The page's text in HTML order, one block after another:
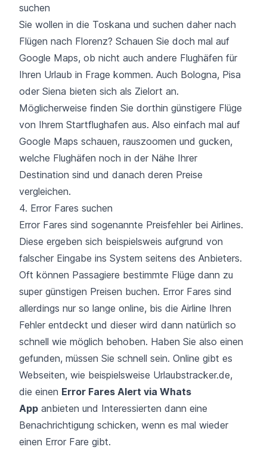
suchen
Sie wollen in die Toskana und suchen daher nach
Flügen nach Florenz? Schauen Sie doch mal auf
Google Maps, ob nicht auch andere Flughäfen für
Ihren Urlaub in Frage kommen. Auch Bologna, Pisa
oder Siena bieten sich als Zielort an.
Möglicherweise finden Sie dorthin günstigere Flüge
von Ihrem Startflughafen aus. Also einfach mal auf
Google Maps schauen, rauszoomen und gucken,
welche Flughäfen noch in der Nähe Ihrer
Destination sind und danach deren Preise
vergleichen.
4. Error Fares suchen
Error Fares sind sogenannte Preisfehler bei Airlines.
Diese ergeben sich beispielsweis aufgrund von
falscher Eingabe ins System seitens des Anbieters.
Oft können Passagiere bestimmte Flüge dann zu
super günstigen Preisen buchen. Error Fares sind
allerdings nur so lange online, bis die Airline Ihren
Fehler entdeckt und dieser wird dann natürlich so
schnell wie möglich behoben. Haben Sie also einen
gefunden, müssen Sie schnell sein. Online gibt es
Webseiten, wie beispielsweise Urlaubstracker.de,
die einen Error Fares Alert via Whats
App anbieten und Interessierten dann eine
Benachrichtigung schicken, wenn es mal wieder
einen Error Fare gibt.